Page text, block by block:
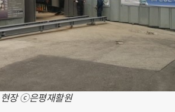
현장 ⓒ은평재활원